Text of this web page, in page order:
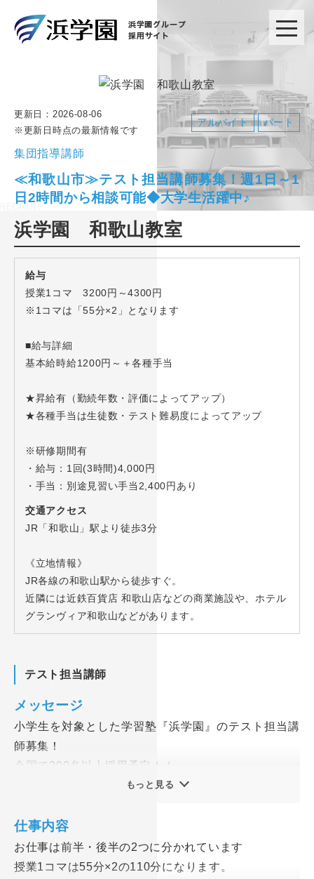
更新日： 2026-08-06
※更新日時点の最新情報です
アルバイト パート
集団指導講師
≪和歌山市≫テスト担当講師募集！週1日～1
日2時間から相談可能◆大学生活躍中♪
浜学園 和歌山教室
給与
授業1コマ 3200円～4300円
※1コマは「55分×2」となります
■給与詳細
基本給時給1200円～＋各種手当
★昇給有（勤続年数・評価によってアップ）
★各種手当は生徒数・テスト難易度によってアップ
※研修期間有
・給与：1回(3時間)4,000円
・手当：別途見習い手当2,400円あり
交通アクセス
JR「和歌山」駅より徒歩3分
《立地情報》
JR各線の和歌山駅から徒歩すぐ。
近隣には近鉄百貨店 和歌山店などの商業施設や、ホテル
グランヴィア和歌山などがあります。
テスト担当講師
メッセージ
小学生を対象とした学習塾『浜学園』のテスト担当講
師募集！
全国で200名以上採用予定！！
督や宿題のチェック・成績管理などがメインのお仕事
です。
未経験の方、新大学生になりバイトデビューの方も大
もっと見る
仕事内容
お仕事は前半・後半の2つに分かれています
授業1コマは55分×2の110分になります。